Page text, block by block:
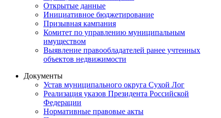
Открытые данные
Инициативное бюджетирование
Призывная кампания
Комитет по управлению муниципальным
имуществом
Выявление правообладателей ранее учтенных
объектов недвижимости
Документы
Устав муниципального округа Сухой Лог
Реализация указов Президента Российской
Федерации
Нормативные правовые акты